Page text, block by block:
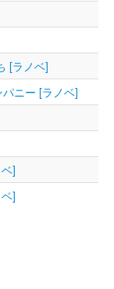
[ラノベ]
ニー [ラノベ]
]
]